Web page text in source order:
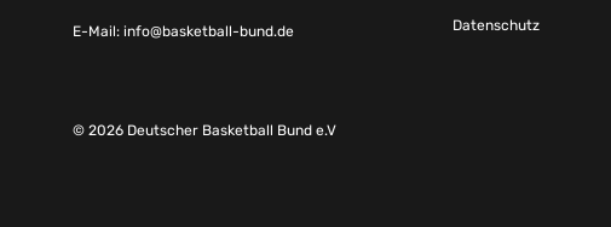
E-Mail: info@basketball-bund.de Datenschutz
© 2026 Deutscher Basketball Bund e.V